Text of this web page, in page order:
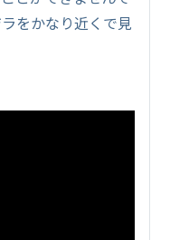
をかなり近くで見